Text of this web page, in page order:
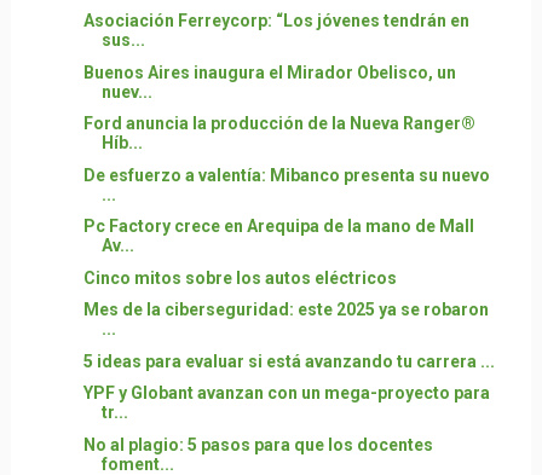
Asociación Ferreycorp: “Los jóvenes tendrán en
sus...
Buenos Aires inaugura el Mirador Obelisco, un
nuev...
Ford anuncia la producción de la Nueva Ranger®
Híb...
De esfuerzo a valentía: Mibanco presenta su nuevo
...
Pc Factory crece en Arequipa de la mano de Mall
Av...
Cinco mitos sobre los autos eléctricos
Mes de la ciberseguridad: este 2025 ya se robaron
...
5 ideas para evaluar si está avanzando tu carrera ...
YPF y Globant avanzan con un mega-proyecto para
tr...
No al plagio: 5 pasos para que los docentes
foment...